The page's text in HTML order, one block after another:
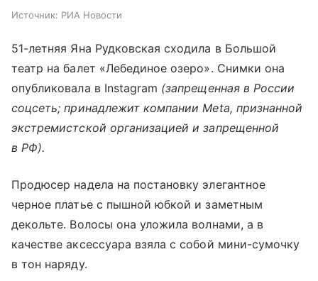
Источник: РИА Новости
51-летняя Яна Рудковская сходила в Большой
театр на балет «Лебединое озеро». Снимки она
опубликовала в Instagram (запрещенная в России
соцсеть; принадлежит компании Meta, признанной
экстремистской организацией и запрещенной
в РФ).
Продюсер надела на постановку элегантное
черное платье с пышной юбкой и заметным
декольте. Волосы она уложила волнами, а в
качестве аксессуара взяла с собой мини-сумочку
в тон наряду.